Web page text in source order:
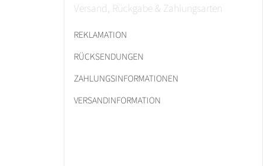
Versand, Rückgabe & Zahlungsarten
REKLAMATION
RÜCKSENDUNGEN
ZAHLUNGSINFORMATIONEN
VERSANDINFORMATION